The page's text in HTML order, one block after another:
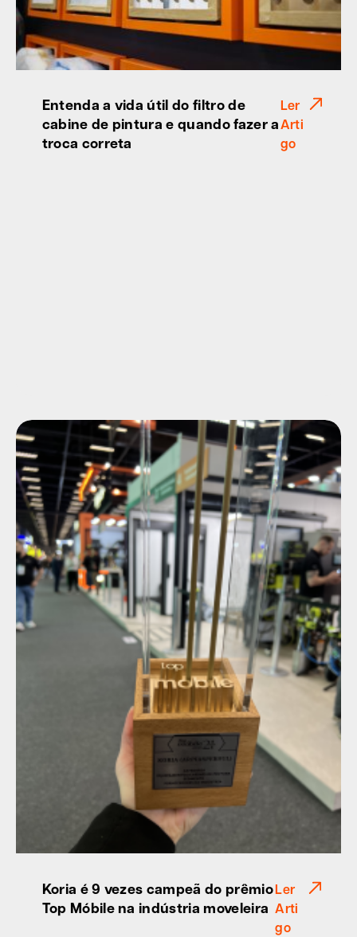
Entenda a vida útil do filtro de
cabine de pintura e quando fazer a
troca correta
Ler
Arti
go
Koria é 9 vezes campeã do prêmio
Top Móbile na indústria moveleira
Ler
Arti
go